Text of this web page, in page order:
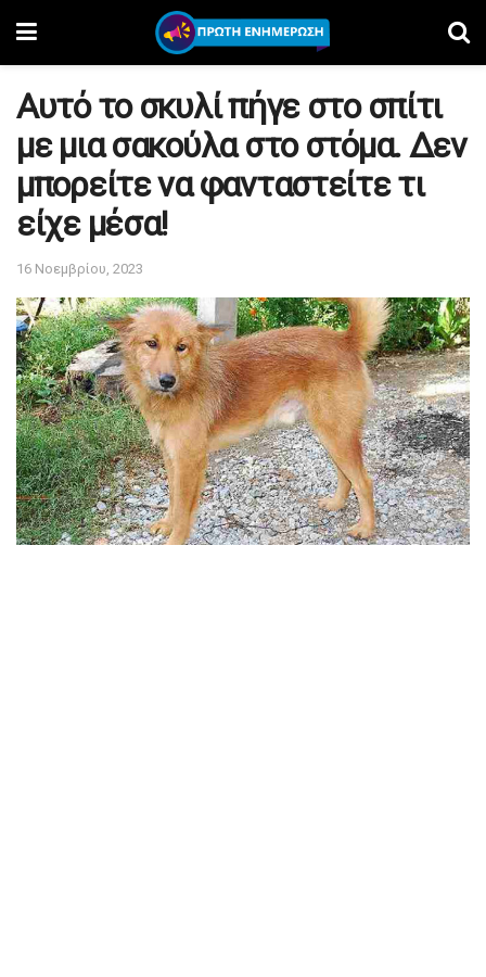
Αυτό το σκυλί πήγε στο σπίτι
με μια σακούλα στο στόμα. Δεν
μπορείτε να φανταστείτε τι
είχε μέσα!
16 Νοεμβρίου, 2023